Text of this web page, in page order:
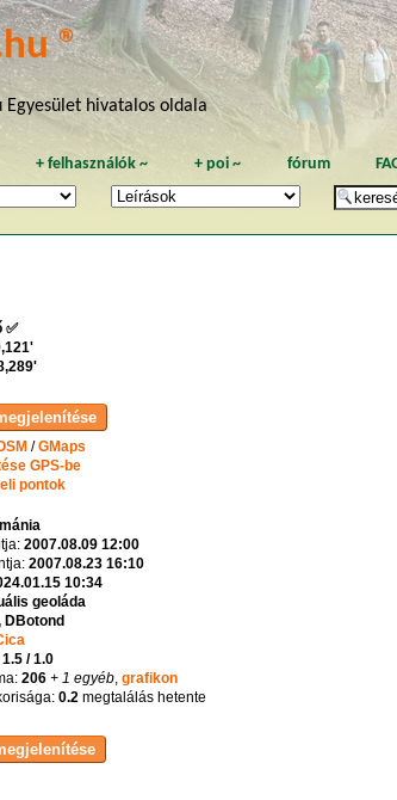
®
Egyesület hivatalos oldala
+felhasználók ~ + poi~ fórum
✅
/GMaps
GPS-be
pontok
2007.08.09 12:00
2007.08.23 16:10
10:34
geoláda
DBotond
1.5 / 1.0
206+ 1 egyéb, grafikon
0.2megtalálás hetente